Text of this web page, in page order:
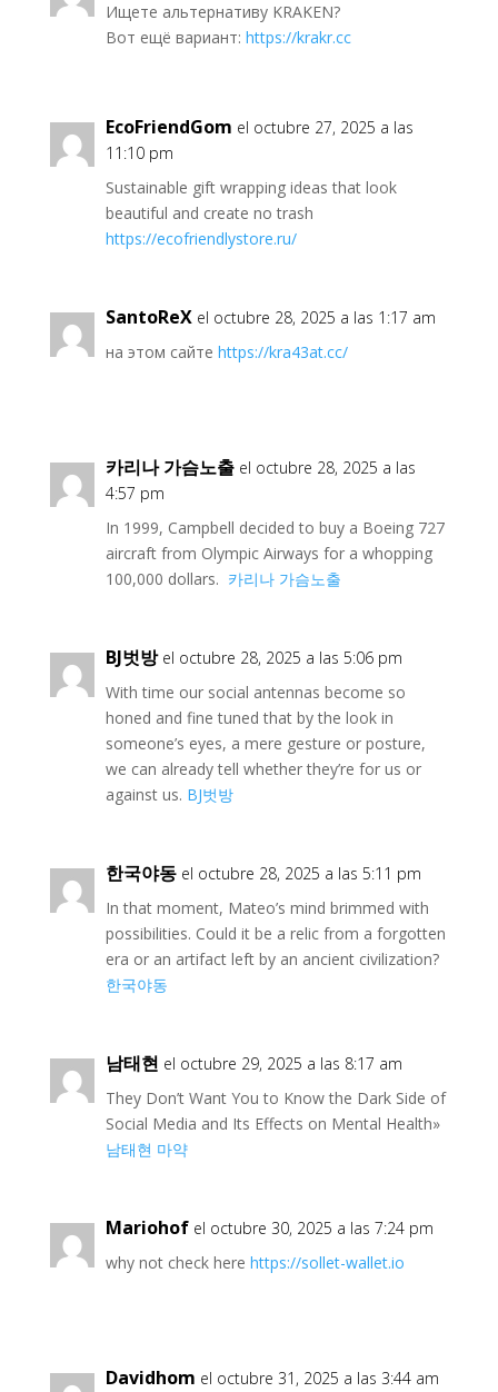
Ищете альтернативу KRAKEN?
Вот ещё вариант: https://krakr.cc
EcoFriendGom el octubre 27, 2025 a las
11:10 pm
Sustainable gift wrapping ideas that look
beautiful and create no trash
https://ecofriendlystore.ru/
SantoReX el octubre 28, 2025 a las 1:17 am
на этом сайте https://kra43at.cc/
카리나 가슴노출 el octubre 28, 2025 a las
4:57 pm
In 1999, Campbell decided to buy a Boeing 727
aircraft from Olympic Airways for a whopping
100,000 dollars. 카리나 가슴노출
BJ벗방 el octubre 28, 2025 a las 5:06 pm
With time our social antennas become so
honed and fine tuned that by the look in
someone’s eyes, a mere gesture or posture,
we can already tell whether they’re for us or
against us. BJ벗방
한국야동 el octubre 28, 2025 a las 5:11 pm
In that moment, Mateo’s mind brimmed with
possibilities. Could it be a relic from a forgotten
era or an artifact left by an ancient civilization?
한국야동
남태현 el octubre 29, 2025 a las 8:17 am
They Don’t Want You to Know the Dark Side of
Social Media and Its Effects on Mental Health»
남태현 마약
Mariohof el octubre 30, 2025 a las 7:24 pm
why not check here https://sollet-wallet.io
Davidhom el octubre 31, 2025 a las 3:44 am